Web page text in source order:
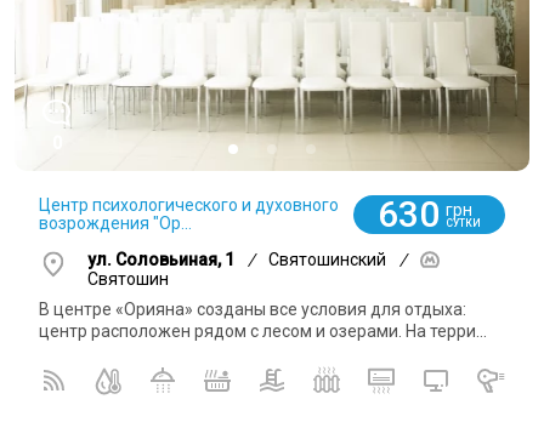
Центр психологического и духовного
возрождения "Ор...
630 грн
СУТКИ
ул. Соловьиная, 1 / Святошинский
/
Святошин
В центре «Орияна» созданы все условия для отдыха:
центр расположен рядом с лесом и озерами. На терри...